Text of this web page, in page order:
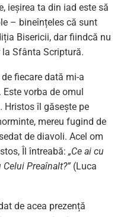
ieșirea ta din iad este să
– bineînțeles că sunt
Bisericii, dar fiindcă nu
Sfânta Scriptură.
fiecare dată mi-a
vorba de omul
Hristos îl găsește pe
mereu fugind de
de diavoli. Acel om
Îl întreabă: „Ce ai cu
Preaînalt?” (Luca
de acea prezență